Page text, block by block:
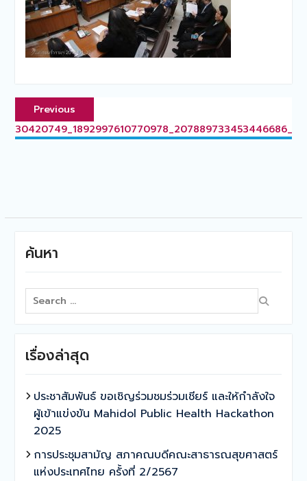
แนะแนว
เรื่องPrevious
30420749_1892997610770978_207889733453446686_o
ค้นหา
Search
for:
เรื่องล่าสุด
ประชาสัมพันธ์ ขอเชิญร่วมชมร่วมเชียร์ และให้กำลังใจ
ผู้เข้าแข่งขัน Mahidol Public Health Hackathon
2025
การประชุมสามัญ สภาคณบดีคณะสาธารณสุขศาสตร์
แห่งประเทศไทย ครั้งที่ 2/2567